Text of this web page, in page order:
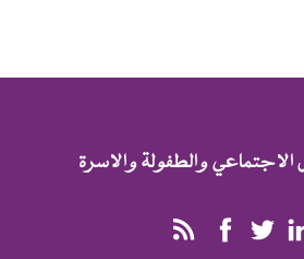
الاجتماعي والطفولة والاسرة